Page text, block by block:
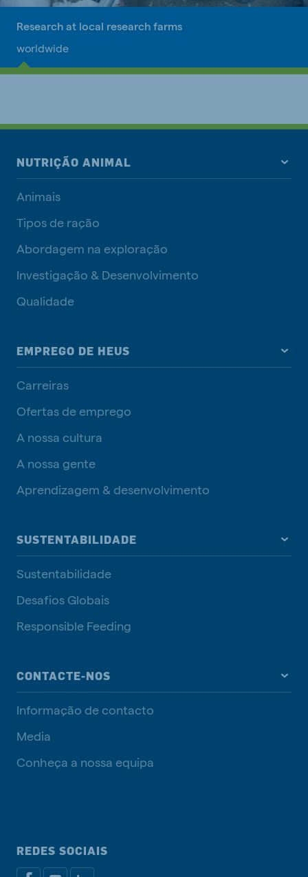
Research at local research farms
worldwide
NUTRIÇÃO ANIMAL
Animais
Tipos de ração
Abordagem na exploração
Investigação & Desenvolvimento
Qualidade
EMPREGO DE HEUS
Carreiras
Ofertas de emprego
A nossa cultura
A nossa gente
Aprendizagem & desenvolvimento
SUSTENTABILIDADE
Sustentabilidade
Desafios Globais
Responsible Feeding
CONTACTE-NOS
Informação de contacto
Media
Conheça a nossa equipa
REDES SOCIAIS